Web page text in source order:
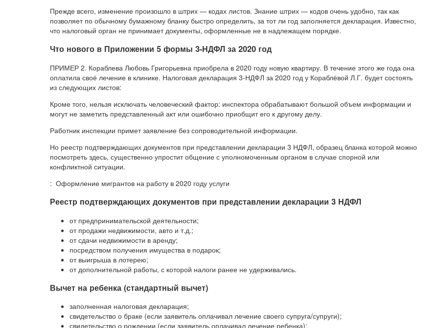
Прежде всего, изменение произошло в штрих — кодах листов. Знание штрих — кодов очень удобно, так как
позволяет по обычному бумажному бланку быстро определить, за тот ли год заполняется декларация. Известно,
что налоговый орган не принимает документы, оформленные не в надлежащем порядке.
Что нового в Приложении 5 формы 3-НДФЛ за 2020 год
ПРИМЕР 2. Кораблева Любовь Григорьевна приобрела в 2020 году новую квартиру. В течение этого же года она
оплатила своё лечение в клинике. Налоговая декларация 3-НДФЛ за 2020 год у Кораблёвой Л.Г. будет состоять
из следующих листов:
Кроме того, нельзя исключать человеческий фактор: инспектора обрабатывают большой объем информации и
могут не заметить представленный акт или ошибочно приобщит его к другому делу.
Работник инспекции примет заявление без сопроводительной информации.
Но реестр подтверждающих документов при представлении декларации 3 НДФЛ, образец бланка которой можно
посмотреть здесь, существенно упростит общение с уполномоченным органом в случае спорной или
конфликтной ситуации.
: Оформление мигрантов на работу в 2020 году услуги
Реестр подтверждающих документов при представлении декларации 3 НДФЛ
от предпринимательской деятельности;
от продажи недвижимости, авто и т.д.;
от сдачи недвижимости в аренду;
посредством получения имущества в подарок;
от выигрыша в лотерею;
от дополнительной работы, с которой налоги ранее не удерживались.
Вычет на ребенка (стандартный вычет)
заполненная налоговая декларация;
свидетельство о браке (если заявитель оплачивал лечение своего супруга/супруги);
свидетельство о рождении (если заявитель оплачивал лечение ребенка);